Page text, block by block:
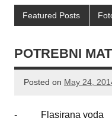
Featured Posts
POTREBNI
Posted on May 24,
- Flasirana voda